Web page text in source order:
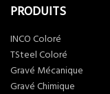
PRODUITS
INCO Coloré
TSteel Coloré
Gravé Mécanique
Gravé Chimique